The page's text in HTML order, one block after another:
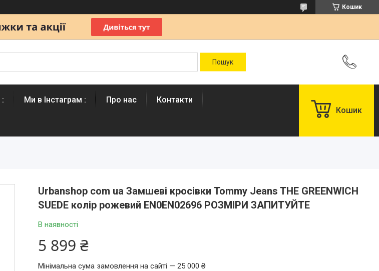
Кошик
Ми в Інстаграм : Про нас Контакти
Кошик
Urbanshop com ua Замшеві кросівки Tommy Jeans THE GREENWICH
SUEDE колір рожевий EN0EN02696 РОЗМІРИ ЗАПИТУЙТЕ
В наявності
5 899 ₴
Мінімальна сума замовлення на сайті — 25 000 ₴